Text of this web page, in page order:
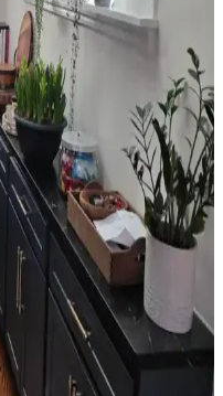
görünümünü yumuşatırken
kullanım mekanda görsel
Doğru
mekanlara
eski moda ve
seçimi mekanın diğer
Kullanımı ve
aksesuar seçimi ve
dengesini sağlar.
bir atmosfer oluşturulur.